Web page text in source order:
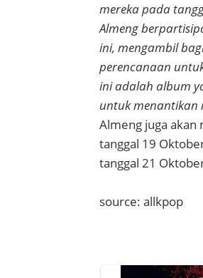
mereka pada
Almeng
ini, mengambil
perencanaan
ini adalah album
untuk menantikan
Almeng juga akan
tanggal 19
tanggal 21
source: allkpop